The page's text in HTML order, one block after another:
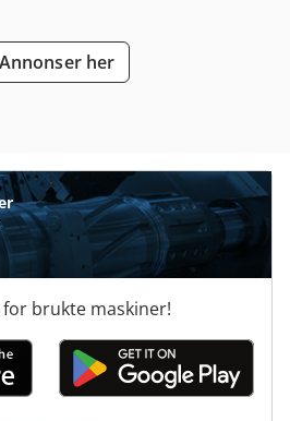
Annonser her
brukte maskiner!